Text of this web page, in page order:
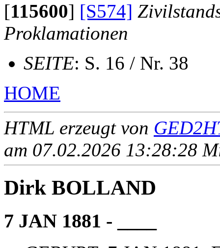
[115600] [S574]
Proklamationen
SEITE: S. 16 / Nr. 38
HOME
HTML erzeugt von
am 07.02.2026 13:28:28
Dirk BOLLAND
7 JAN 1881 - ____